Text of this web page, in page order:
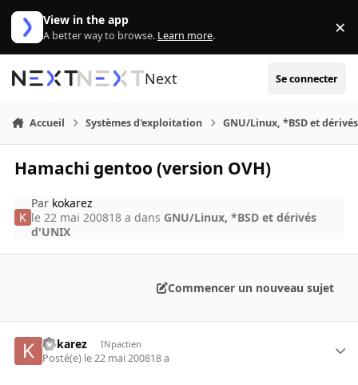
Aller au contenu
View in the app
A better way to browse. Learn more. ×
Next Se connecter
Accueil Systèmes d'exploitation GNU/Linux, *BSD et
Hamachi gentoo (version OVH)
Par kokarez
le 22 mai 200818 a dans GNU/Linux, *BSD et dérivés
d'UNIX
Commencer un nouveau sujet
kokarez INpactien
Posté(e) le 22 mai 200818 a